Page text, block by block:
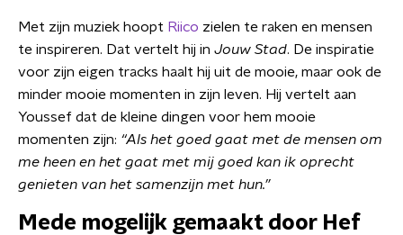
Met zijn muziek hoopt Riico zielen te raken en mensen
te inspireren. Dat vertelt hij in Jouw Stad. De inspiratie
voor zijn eigen tracks haalt hij uit de mooie, maar ook de
minder mooie momenten in zijn leven. Hij vertelt aan
Youssef dat de kleine dingen voor hem mooie
momenten zijn: “Als het goed gaat met de mensen om
me heen en het gaat met mij goed kan ik oprecht
genieten van het samenzijn met hun.”
Mede mogelijk gemaakt door Hef